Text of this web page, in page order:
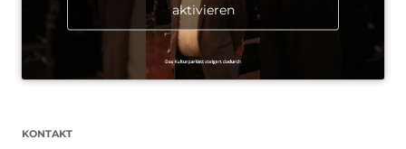
aktivieren
KONTAKT